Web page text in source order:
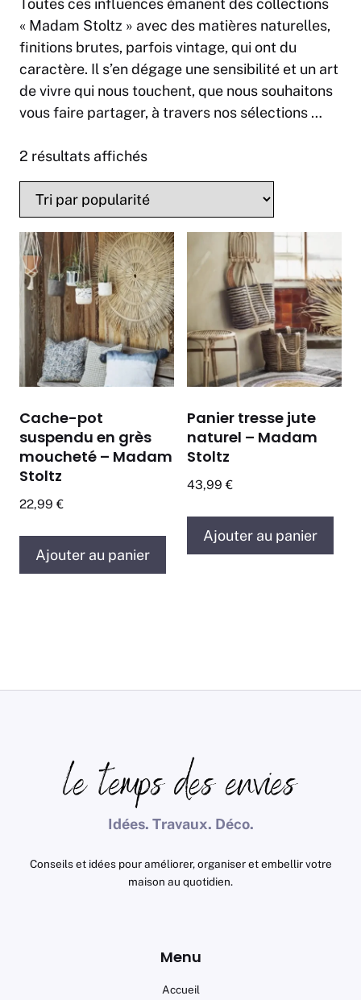
Toutes ces influences émanent des collections
« Madam Stoltz » avec des matières naturelles,
finitions brutes, parfois vintage, qui ont du
caractère. Il s’en dégage une sensibilité et un art
de vivre qui nous touchent, que nous souhaitons
vous faire partager, à travers nos sélections …
2 résultats affichés
Cache-pot
suspendu en grès
moucheté – Madam
Stoltz
22,99€
Ajouter au panier
Panier tresse jute
naturel – Madam
Stoltz
43,99€
Ajouter au panier
Idées. Travaux. Déco.
Conseils et idées pour améliorer, organiser et embellir votre
maison au quotidien.
Menu
Accueil